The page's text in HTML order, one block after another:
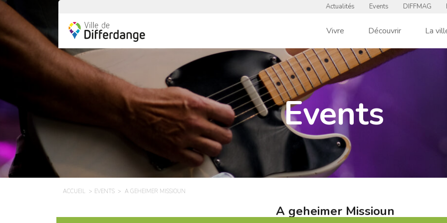
Actualités Events DIFFMAG
Vivre Découvrir La
Events
ACCUEIL EVENTS A GEHEIMER MISSIOUN
A geheimer Missioun